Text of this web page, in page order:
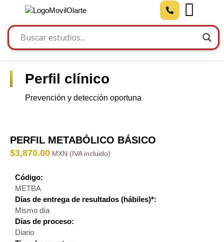
Perfil clínico
Prevención y detección oportuna
PERFIL METABÓLICO BÁSICO
$3,870.00
Código:
METBA
Días de entrega de resultados (hábiles)*:
Mismo día
Días de proceso:
Diario